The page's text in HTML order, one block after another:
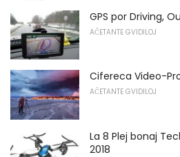
GPS por Driving,
AĈETANTE GVIDILOJ
Cifereca Video-
AĈETANTE GVIDILOJ
La 8 Plej bonaj
2018